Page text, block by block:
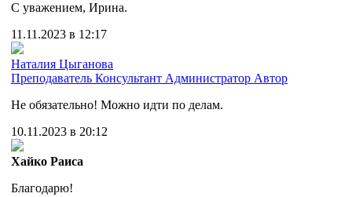
С уважением, Ирина.
11.11.2023 в 12:17
Наталия Цыганова
Преподаватель Консультант Администратор Автор
Не обязательно! Можно идти по делам.
10.11.2023 в 20:12
Хайко Раиса
Благодарю!